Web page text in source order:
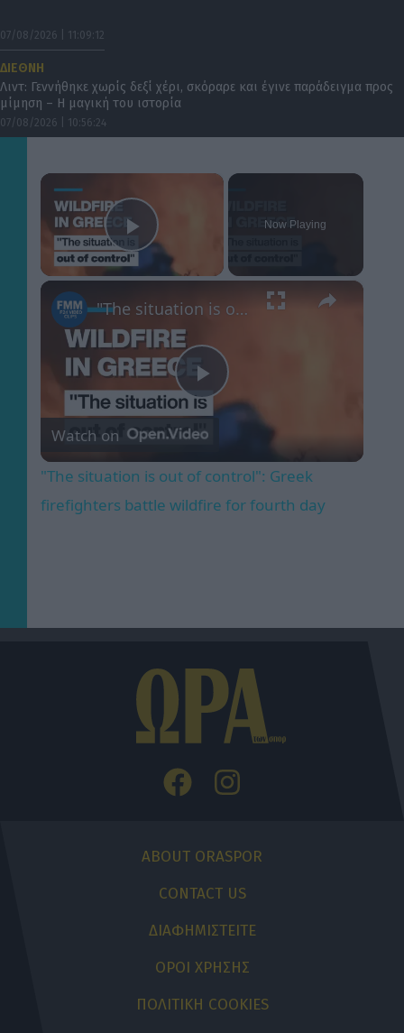
07/08/2026 | 11:09:12
ΔΙΕΘΝΗ
Λιντ: Γεννήθηκε χωρίς δεξί χέρι, σκόραρε και έγινε παράδειγμα προς
μίμηση – Η μαγική του ιστορία
07/08/2026 | 10:56:24
×
Play Video
Now Playing
×
Play
Video
"The situation is out of control": Greek firefighters battle wildfire for fourth day
Watch on
"The situation is out of control": Greek
firefighters battle wildfire for fourth day
ABOUT ORASPOR
CONTACT US
ΔΙΑΦΗΜΙΣΤΕΙΤΕ
ΟΡΟΙ ΧΡΗΣΗΣ
ΠΟΛΙΤΙΚΗ COOKIES